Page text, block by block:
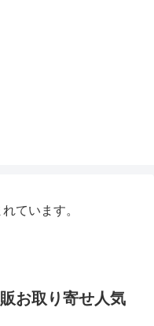
ています。
お取り寄せ人気